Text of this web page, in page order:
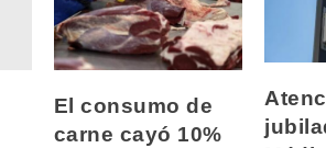
El consumo de
carne cayó 10%